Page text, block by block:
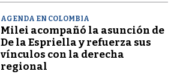
AGENDA EN COLOMBIA
Milei acompañó la asunción de
De la Espriella y refuerza sus
vínculos con la derecha
regional